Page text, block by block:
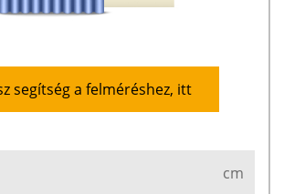
segítség a felméréshez, itt
cm